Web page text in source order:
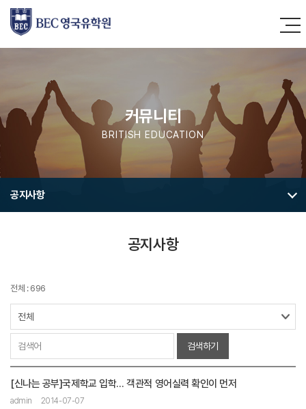
커뮤니티
BRITISH EDUCATION
공지사항
공지사항
전체 : 696
검색하기
[신나는 공부]국제학교 입학… 객관적 영어실력 확인이 먼저
admin 2014-07-07